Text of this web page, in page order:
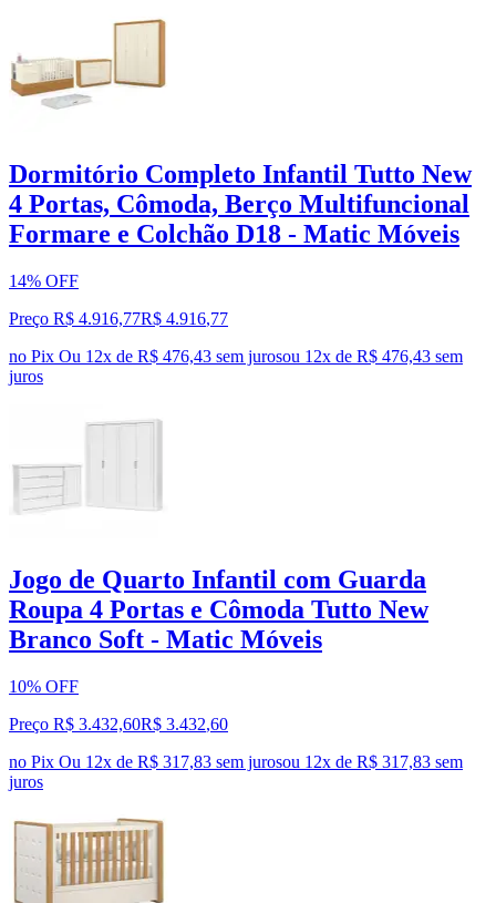
Dormitório Completo Infantil Tutto New
4 Portas, Cômoda, Berço Multifuncional
Formare e Colchão D18 - Matic Móveis
14% OFF
Preço R$ 4.916,77R$ 4.916,77
no Pix Ou 12x de R$ 476,43 sem jurosou 12x de R$ 476,43 sem
juros
Jogo de Quarto Infantil com Guarda
Roupa 4 Portas e Cômoda Tutto New
Branco Soft - Matic Móveis
10% OFF
Preço R$ 3.432,60R$ 3.432,60
no Pix Ou 12x de R$ 317,83 sem jurosou 12x de R$ 317,83 sem
juros